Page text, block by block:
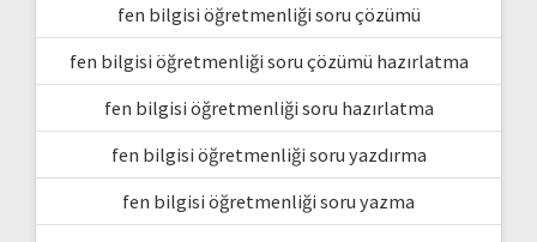
fen bilgisi öğretmenliği soru çözümü
fen bilgisi öğretmenliği soru çözümü hazırlatma
fen bilgisi öğretmenliği soru hazırlatma
fen bilgisi öğretmenliği soru yazdırma
fen bilgisi öğretmenliği soru yazma